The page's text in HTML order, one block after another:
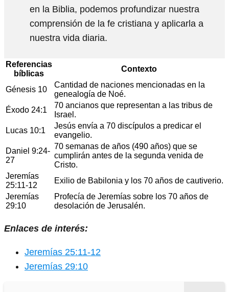
en la Biblia, podemos profundizar nuestra
comprensión de la fe cristiana y aplicarla a
nuestra vida diaria.
Referencias
bíblicas
Contexto
Génesis 10
Cantidad de naciones mencionadas en la
genealogía de Noé.
Éxodo 24:1
70 ancianos que representan a las tribus de
Israel.
Lucas 10:1
Jesús envía a 70 discípulos a predicar el
evangelio.
Daniel 9:24-
27
70 semanas de años (490 años) que se
cumplirán antes de la segunda venida de
Cristo.
Jeremías
25:11-12
Exilio de Babilonia y los 70 años de cautiverio.
Jeremías
29:10
Profecía de Jeremías sobre los 70 años de
desolación de Jerusalén.
Enlaces de interés:
Jeremías 25:11-12
Jeremías 29:10